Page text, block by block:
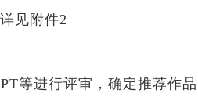
见附件2
等进行评审，确定推荐作品